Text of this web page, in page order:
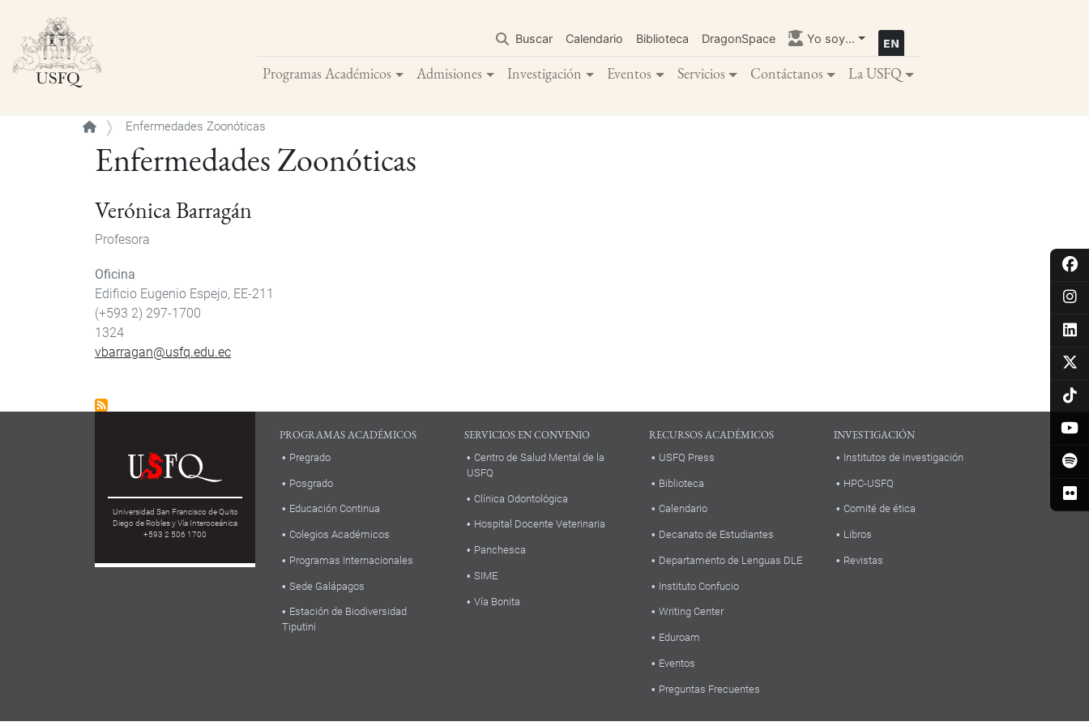
contenido
principal
Buscar Calendario Biblioteca DragonSpace Yo soy...
Programas Académicos Admisiones Investigación Eventos Servicios Contáctanos La USFQ
Buscar
Enfermedades Zoonóticas
Enfermedades Zoonóticas
Verónica Barragán
Profesora
Oficina
Edificio Eugenio Espejo, EE-211
(+593 2) 297-1700
1324
vbarragan@usfq.edu.ec
Universidad San Francisco de Quito
Diego de Robles y Vía Interoceánica
+593 2 506 1700
PROGRAMAS ACADÉMICOS
Pregrado
Posgrado
Educación Continua
Colegios Académicos
Programas Internacionales
Sede Galápagos
Estación de Biodiversidad
Tiputini
SERVICIOS EN CONVENIO
Centro de Salud Mental de la
USFQ
Clínica Odontológica
Hospital Docente Veterinaria
Panchesca
SIME
Vía Bonita
RECURSOS ACADÉMICOS
USFQ Press
Biblioteca
Calendario
Decanato de Estudiantes
Departamento de Lenguas DLE
Instituto Confucio
Writing Center
Eduroam
Eventos
Preguntas Frecuentes
INVESTIGACIÓN
Institutos de investigación
HPC-USFQ
Comité de ética
Libros
Revistas